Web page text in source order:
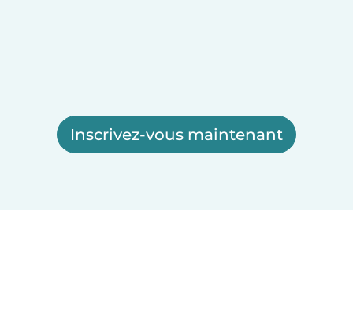
Inscrivez-vous maintenant